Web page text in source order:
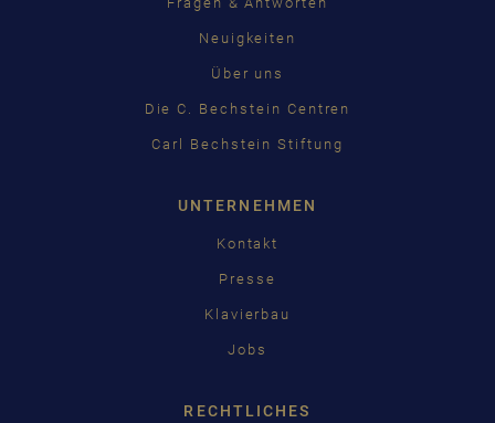
Neuigkeiten
Über uns
Die C. Bechstein Centren
Carl Bechstein Stiftung
UNTERNEHMEN
Kontakt
Presse
Klavierbau
Jobs
RECHTLICHES